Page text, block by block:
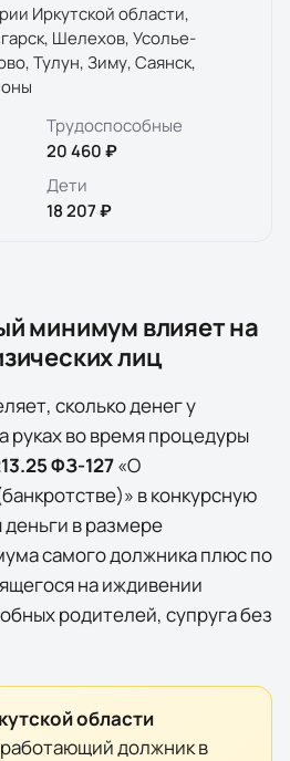
Иркутской области,
Шелехов, Усолье-
Тулун, Зиму, Саянск,
Трудоспособные
20 460 ₽
Дети
18 207 ₽
минимум влияет на
лиц
сколько денег у
руках во время процедуры
ФЗ-127«О
в конкурсную
деньги в размере
самого должника плюс по
на иждивении
родителей, супруга без
области
должник в